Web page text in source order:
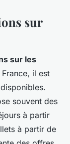
sur
sur les
il est
souvent des
à partir
à partir de